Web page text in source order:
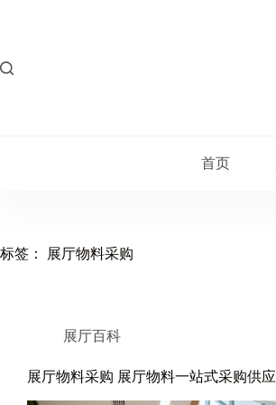
容
首页
标签： 展厅物料采购
展厅百科
展厅物料采购 展厅物料一站式采购供应